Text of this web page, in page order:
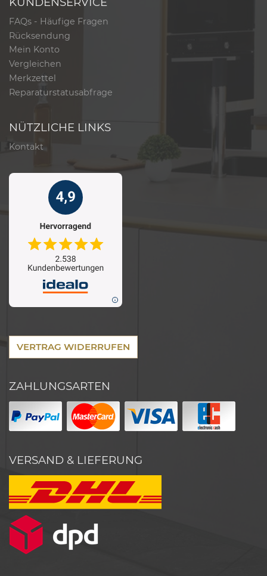
FAQs - Häufige Fragen
Rücksendung
Mein Konto
Vergleichen
Merkzettel
Reparaturstatusabfrage
NÜTZLICHE LINKS
Kontakt
VERTRAG WIDERRUFEN
ZAHLUNGSARTEN
VERSAND & LIEFERUNG